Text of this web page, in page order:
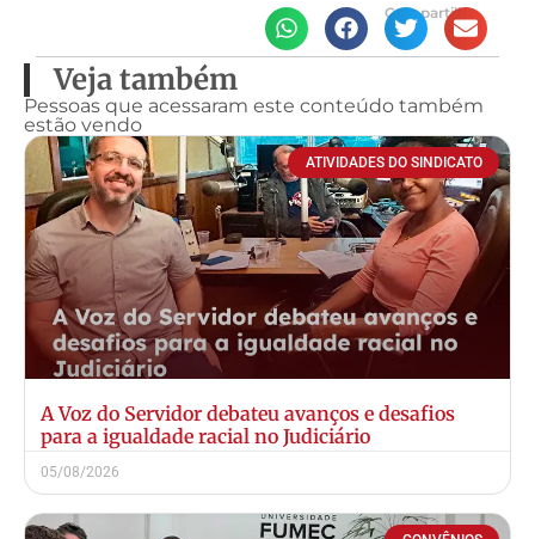
Compartilhe
Veja também
Pessoas que acessaram este conteúdo também
estão vendo
ATIVIDADES DO SINDICATO
A Voz do Servidor debateu avanços e desafios
para a igualdade racial no Judiciário
05/08/2026